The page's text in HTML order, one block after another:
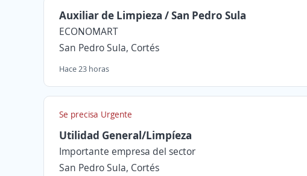
Auxiliar de Limpieza / San Pedro Sula
ECONOMART
San Pedro Sula, Cortés
Hace 23 horas
Se precisa Urgente
Utilidad General/Limpíeza
Importante empresa del sector
San Pedro Sula, Cortés